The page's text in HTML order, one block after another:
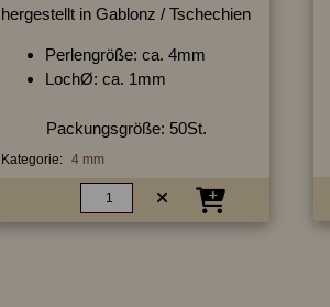
hergestellt in Gablonz / Tschechien
Perlengröße: ca. 4mm
LochØ: ca. 1mm
Packungsgröße: 50St.
Kategorie: 4 mm